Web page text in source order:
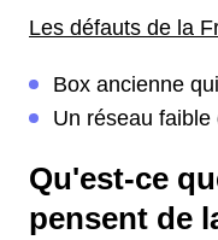
Les défauts de la
Box ancienne
Un réseau
Qu'est-ce
pensent de